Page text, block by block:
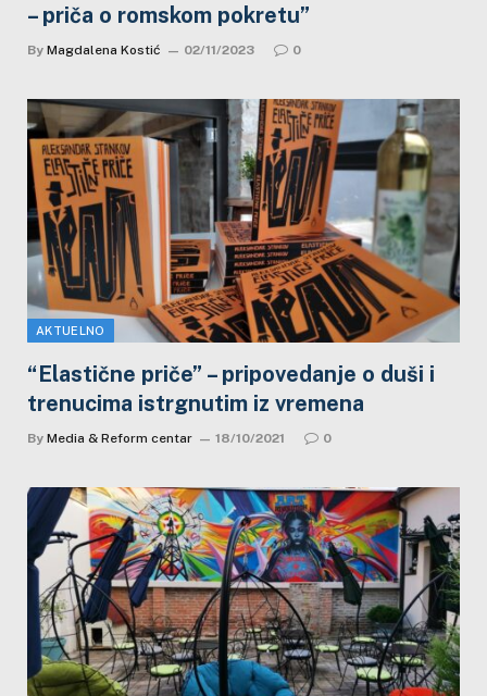
– priča o romskom pokretu”
By Magdalena Kostić 02/11/2023 0
AKTUELNO
“Elastične priče” – pripovedanje o duši i
trenucima istrgnutim iz vremena
By Media & Reform centar 18/10/2021 0